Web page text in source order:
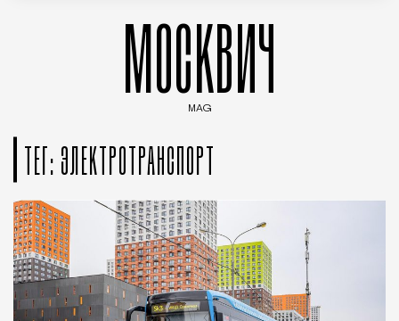
МОСКВИЧ
MAG
ТЕГ: ЭЛЕКТРОТРАНСПОРТ